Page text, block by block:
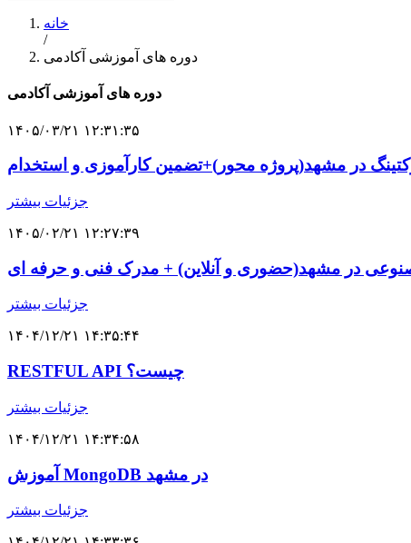
خانه
/
دوره های آموزشی آکادمی
دوره های آموزشی آکادمی
۱۴۰۵/۰۳/۲۱ ۱۲:۳۱:۳۵
در مشهد(پروژه محور)+تضمین کارآموزی و استخدام
جزئیات بیشتر
۱۴۰۵/۰۲/۲۱ ۱۲:۲۷:۳۹
در مشهد(حضوری و آنلاین) + مدرک فنی و حرفه ای
جزئیات بیشتر
۱۴۰۴/۱۲/۲۱ ۱۴:۳۵:۴۴
RESTFUL API چیست؟
جزئیات بیشتر
۱۴۰۴/۱۲/۲۱ ۱۴:۳۴:۵۸
آموزش MongoDB در مشهد
جزئیات بیشتر